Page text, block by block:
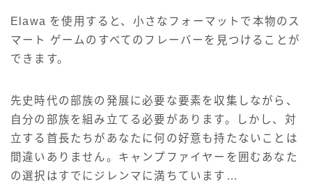
Elawa を使用すると、小さなフォーマットで本物のス
マート ゲームのすべてのフレーバーを見つけることが
できます。
先史時代の部族の発展に必要な要素を収集しながら、
自分の部族を組み立てる必要があります。しかし、対
立する首長たちがあなたに何の好意も持たないことは
間違いありません。キャンプファイヤーを囲むあなた
の選択はすでにジレンマに満ちています…